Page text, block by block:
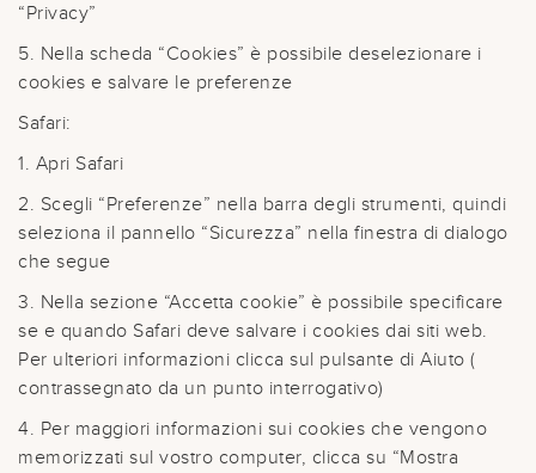
“Privacy”
5. Nella scheda “Cookies” è possibile deselezionare i
cookies e salvare le preferenze
Safari:
1. Apri Safari
2. Scegli “Preferenze” nella barra degli strumenti, quindi
seleziona il pannello “Sicurezza” nella finestra di dialogo
che segue
3. Nella sezione “Accetta cookie” è possibile specificare
se e quando Safari deve salvare i cookies dai siti web.
Per ulteriori informazioni clicca sul pulsante di Aiuto (
contrassegnato da un punto interrogativo)
4. Per maggiori informazioni sui cookies che vengono
memorizzati sul vostro computer, clicca su “Mostra